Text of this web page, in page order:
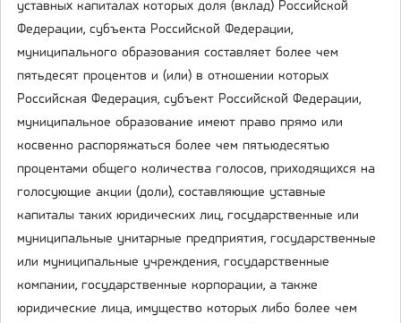
уставных капиталах которых доля (вклад) Российской
Федерации, субъекта Российской Федерации,
муниципального образования составляет более чем
пятьдесят процентов и (или) в отношении которых
Российская Федерация, субъект Российской Федерации,
муниципальное образование имеют право прямо или
косвенно распоряжаться более чем пятьюдесятью
процентами общего количества голосов, приходящихся на
голосующие акции (доли), составляющие уставные
капиталы таких юридических лиц, государственные или
муниципальные унитарные предприятия, государственные
или муниципальные учреждения, государственные
компании, государственные корпорации, а также
юридические лица, имущество которых либо более чем